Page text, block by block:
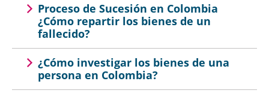
Proceso de Sucesión en Colombia
¿Cómo repartir los bienes de un
fallecido?
¿Cómo investigar los bienes de una
persona en Colombia?